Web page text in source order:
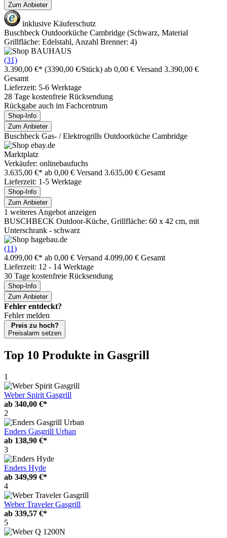
Zum Anbieter
inklusive Käuferschutz
Buschbeck Outdoorküche Cambridge (Schwarz, Material
Grillfläche: Edelstahl, Anzahl Brenner: 4)
(31)
3.390,00 €* (3390,00 €/Stück) ab 0,00 € Versand 3.390,00 €
Gesamt
Lieferzeit: 5-6 Werktage
28 Tage kostenfreie Rücksendung
Rückgabe auch im Fachcentrum
Shop-Info
Zum Anbieter
Buschbeck Gas- / Elektrogrills Outdoorküche Cambridge
Marktplatz
Verkäufer: onlinebaufuchs
3.635,00 €* ab 0,00 € Versand 3.635,00 € Gesamt
Lieferzeit: 1-5 Werktage
Shop-Info
Zum Anbieter
1 weiteres Angebot anzeigen
BUSCHBECK Outdoor-Küche, Grillfläche: 60 x 42 cm, mit
Unterschrank - schwarz
(11)
4.099,00 €* ab 0,00 € Versand 4.099,00 € Gesamt
Lieferzeit: 12 - 14 Werktage
30 Tage kostenfreie Rücksendung
Shop-Info
Zum Anbieter
Fehler entdeckt?
Fehler melden
Preis zu hoch?
Preisalarm setzen
Top 10 Produkte in Gasgrill
1
Weber Spirit Gasgrill
ab 340,00 €*
2
Enders Gasgrill Urban
ab 138,90 €*
3
Enders Hyde
ab 349,99 €*
4
Weber Traveler Gasgrill
ab 339,57 €*
5